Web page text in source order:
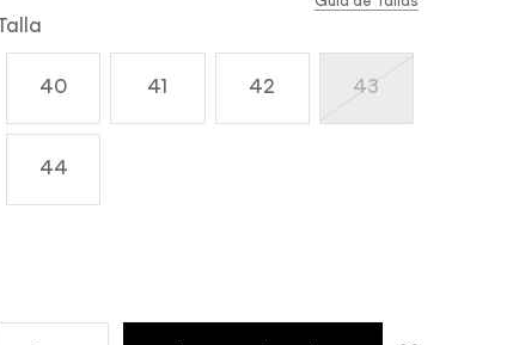
Talla
40 41 42 43
44